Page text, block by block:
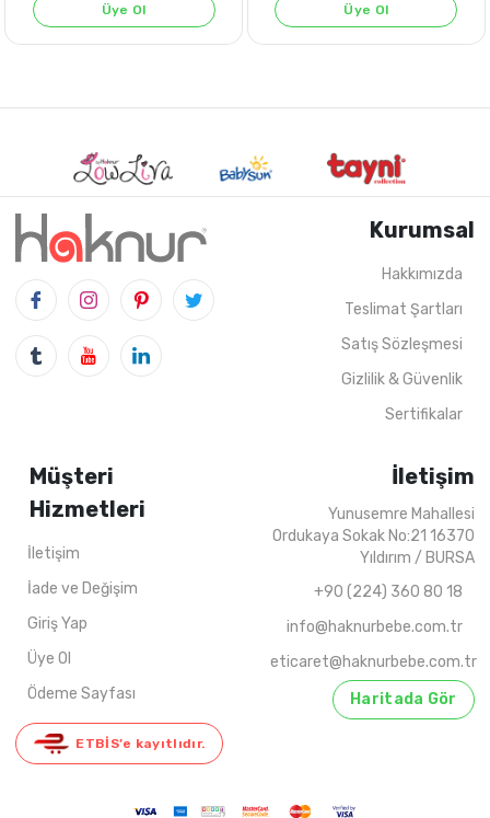
ADET
Üye Ol
ADET 6-18
Üye Ol
Kurumsal
Hakkımızda
Teslimat Şartları
Satış Sözleşmesi
Gizlilik & Güvenlik
Sertifikalar
Müşteri
Hizmetleri
İletişim
İade ve Değişim
Giriş Yap
Üye Ol
Ödeme Sayfası
ETBİS’e kayıtlıdır.
İletişim
Yunusemre Mahallesi
Ordukaya Sokak No:21 16370
Yıldırım / BURSA
+90 (224) 360 80 18
info@haknurbebe.com.tr
eticaret@haknurbebe.com.tr
Haritada Gör